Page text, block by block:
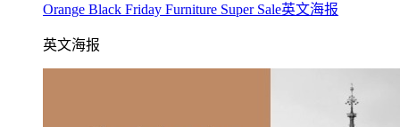
Orange Black Friday Furniture Super Sale英文海报
英文海报